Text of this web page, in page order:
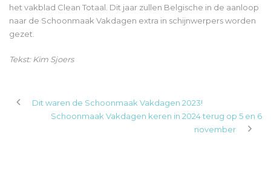
het vakblad Clean Totaal. Dit jaar zullen Belgische in de aanloop
naar de Schoonmaak Vakdagen extra in schijnwerpers worden
gezet.
Tekst: Kim Sjoers
Dit waren de Schoonmaak Vakdagen 2023!
Schoonmaak Vakdagen keren in 2024 terug op 5 en 6
november